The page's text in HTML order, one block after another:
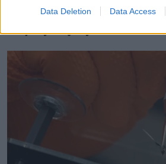
Data Deletion Data Access